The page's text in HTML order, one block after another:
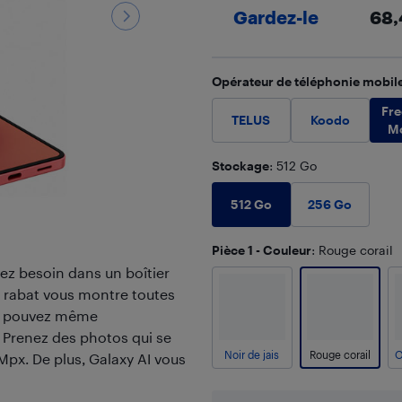
besoin dans un boîtier
vous montre toutes
même
des photos qui se
De plus, Galaxy AI vous
Gardez-le
Opérateur de téléphonie
TELUS Koodo
Stockage: 512 Go
512 Go 256 Go
Pièce 1 - Couleur: Rouge corail
Noir de jais Rouge corail